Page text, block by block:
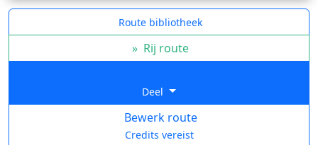
Route bibliotheek
» Rij route
Deel
Bewerk route
Credits vereist